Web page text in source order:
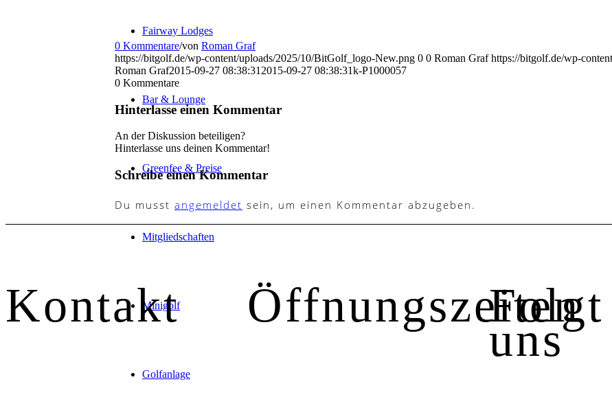
Fairway Lodges
Bar & Lounge
Greenfee & Preise
Mitgliedschaften
Minigolf
Golfanlage
0 Kommentare/von Roman Graf
https://bitgolf.de/wp-content/uploads/2025/10/BitGolf_logo-New.png 0 0 Roman Graf https://bitgolf.de/wp-
Roman Graf2015-09-27 08:38:31 2015-09-27 08:38:31k-P1000057
0 Kommentare
Hinterlasse einen Kommentar
An der Diskussion beteiligen?
Hinterlasse uns deinen Kommentar!
Schreibe einen Kommentar
Du musst angemeldet sein, um einen Kommentar abzugeben.
Kontakt Öffnungszeiten
Folgt
uns